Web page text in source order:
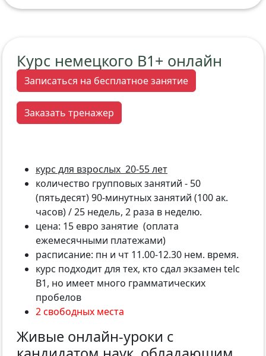
Курс немецкого В1+ онлайн
Записаться на бесплатное занятие
Заказать тренажер
курс для взрослых 20-55 лет
количество групповых занятий - 50
(пятьдесят) 90-минутных занятий (100 ак.
часов) / 25 недель, 2 раза в неделю.
цена: 15 евро занятие (оплата
ежемесячными платежами)
расписание: пн и чт 11.00-12.30 нем. время.
курс подходит для тех, кто сдал экзамен telc
B1, но имеет много грамматических
пробелов
2 свободных места
Живые онлайн-уроки с